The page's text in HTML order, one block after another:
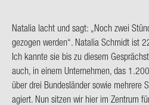
Na­ta­lia lacht und sagt: „Noch zwei
ge­zo­gen wer­den“. Na­ta­lia Schmidt ist
Ich kann­te sie bis zu die­sem
auch, in einem Un­ter­neh­men, das
über drei Bun­des­län­der sowie meh­re­re
agiert. Nun sit­zen wir hier im Zen­trum